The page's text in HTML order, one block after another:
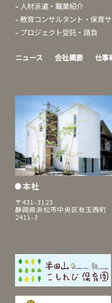
人材派遣・職業紹介
教育コンサルタント・保育
プロジェクト受託・請負
ニュース 会社概要 仕事
本社
〒431-3123
静岡県浜松市中央区有玉西町
2411-3